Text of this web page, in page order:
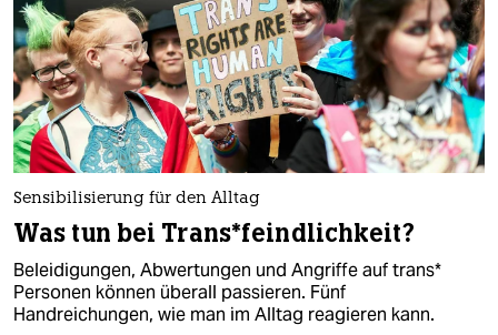
Sensibilisierung für den Alltag
Was tun bei Trans*­feind­­lichkeit?
Beleidigungen, Abwertungen und Angriffe auf trans*
Personen können überall passieren. Fünf
Handreichungen, wie man im Alltag reagieren kann.